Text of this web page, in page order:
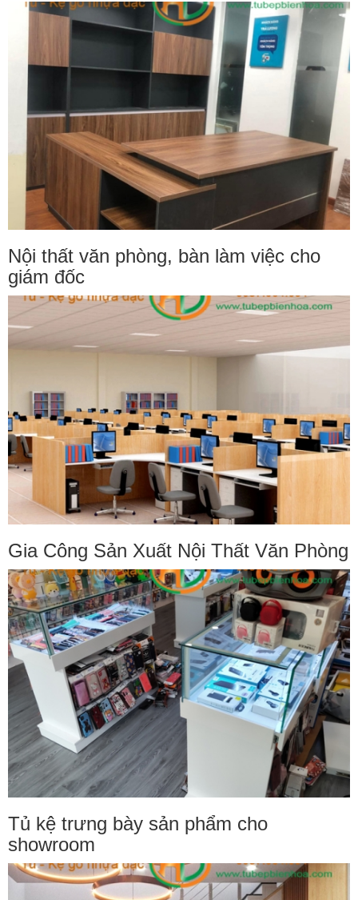
Nội thất văn phòng, bàn làm việc cho
giám đốc
Gia Công Sản Xuất Nội Thất Văn Phòng
Tủ kệ trưng bày sản phẩm cho
showroom